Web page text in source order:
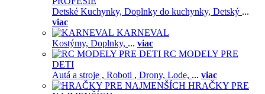
Detské Kuchynky, Doplnky do kuchynky, Detský ...
viac
KARNEVAL
Kostýmy, Doplnky, ... viac
RC MODELY PRE
DETI
Autá a stroje , Roboti , Drony, Lode, ... viac
HRAČKY PRE